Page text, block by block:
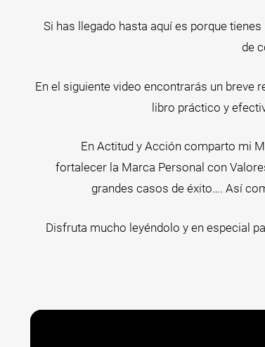
Si has llegado hasta aquí es porque
de
En el siguiente video encontrarás un breve
libro práctico y
En Actitud y Acción comparto mi
fortalecer la Marca Personal con
grandes casos de éxito…. Así
Disfruta mucho leyéndolo y en especial